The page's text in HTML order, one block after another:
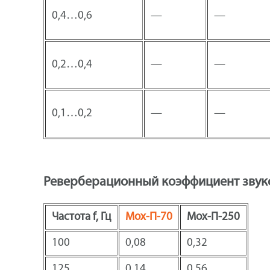
0,4…0,6 — —
0,2…0,4 — —
0,1…0,2 — —
Реверберационный коэффициент
Частота f, Гц Мох-П-70 Мох-П-250
100 0,08 0,32